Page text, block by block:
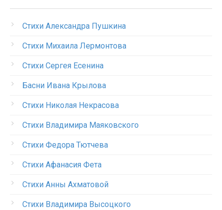
Стихи Александра Пушкина
Стихи Михаила Лермонтова
Стихи Сергея Есенина
Басни Ивана Крылова
Стихи Николая Некрасова
Стихи Владимира Маяковского
Стихи Федора Тютчева
Стихи Афанасия Фета
Стихи Анны Ахматовой
Стихи Владимира Высоцкого